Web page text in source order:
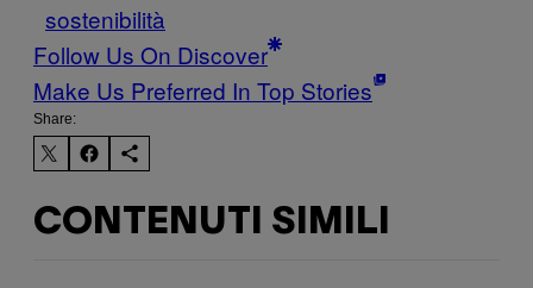
sostenibilità
Follow Us On Discover
Make Us Preferred In Top Stories
Share:
CONTENUTI SIMILI